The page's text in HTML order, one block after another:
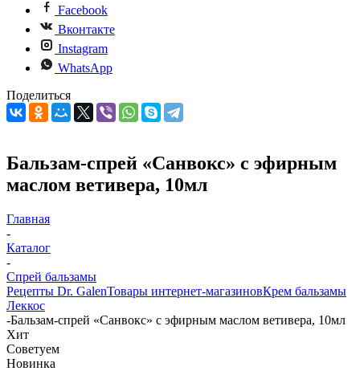
Facebook
Вконтакте
Instagram
WhatsApp
Поделиться
Бальзам-спрей «Санвокс» с эфирным
маслом ветивера, 10мл
Главная
-
Каталог
-
Спрей бальзамы
Рецепты Dr. GalenТовары интернет-магазиновКрем бальзамы
Леккос
-Бальзам-спрей «Санвокс» с эфирным маслом ветивера, 10мл
Хит
Советуем
Новинка